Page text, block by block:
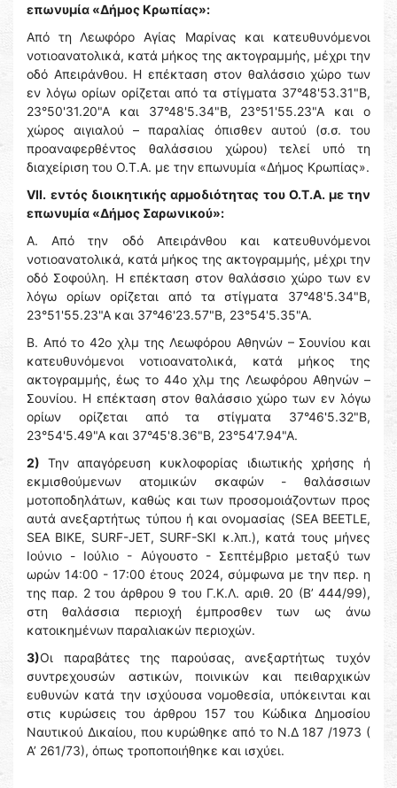
επωνυμία «Δήμος Κρωπίας»:
Από τη Λεωφόρο Αγίας Μαρίνας και κατευθυνόμενοι
νοτιοανατολικά, κατά μήκος της ακτογραμμής, μέχρι την
οδό Απειράνθου. Η επέκταση στον θαλάσσιο χώρο των
εν λόγω ορίων ορίζεται από τα στίγματα 37°48'53.31"Β,
23°50'31.20"Α και 37°48'5.34"Β, 23°51'55.23"Α και ο
χώρος αιγιαλού – παραλίας όπισθεν αυτού (σ.σ. του
προαναφερθέντος θαλάσσιου χώρου) τελεί υπό τη
διαχείριση του Ο.Τ.Α. με την επωνυμία «Δήμος Κρωπίας».
VΙΙ. εντός διοικητικής αρμοδιότητας του Ο.Τ.Α. με την
επωνυμία «Δήμος Σαρωνικού»:
Α. Από την οδό Απειράνθου και κατευθυνόμενοι
νοτιοανατολικά, κατά μήκος της ακτογραμμής, μέχρι την
οδό Σοφούλη. Η επέκταση στον θαλάσσιο χώρο των εν
λόγω ορίων ορίζεται από τα στίγματα 37°48'5.34"Β,
23°51'55.23"Α και 37°46'23.57"Β, 23°54'5.35"Α.
Β. Από το 42ο χλμ της Λεωφόρου Αθηνών – Σουνίου και
κατευθυνόμενοι νοτιοανατολικά, κατά μήκος της
ακτογραμμής, έως το 44ο χλμ της Λεωφόρου Αθηνών –
Σουνίου. Η επέκταση στον θαλάσσιο χώρο των εν λόγω
ορίων ορίζεται από τα στίγματα 37°46'5.32"Β,
23°54'5.49"Α και 37°45'8.36"Β, 23°54'7.94"Α.
2) Την απαγόρευση κυκλοφορίας ιδιωτικής χρήσης ή
εκμισθούμενων ατομικών σκαφών - θαλάσσιων
μοτοποδηλάτων, καθώς και των προσομοιάζοντων προς
αυτά ανεξαρτήτως τύπου ή και ονομασίας (SEA BEETLE,
SEA BIKE, SURF-JET, SURF-SKI κ.λπ.), κατά τους μήνες
Ιούνιο - Ιούλιο - Αύγουστο - Σεπτέμβριο μεταξύ των
ωρών 14:00 - 17:00 έτους 2024, σύμφωνα με την περ. η
της παρ. 2 του άρθρου 9 του Γ.Κ.Λ. αριθ. 20 (Β’ 444/99),
στη θαλάσσια περιοχή έμπροσθεν των ως άνω
κατοικημένων παραλιακών περιοχών.
3)Οι παραβάτες της παρούσας, ανεξαρτήτως τυχόν
συντρεχουσών αστικών, ποινικών και πειθαρχικών
ευθυνών κατά την ισχύουσα νομοθεσία, υπόκεινται και
στις κυρώσεις του άρθρου 157 του Κώδικα Δημοσίου
Ναυτικού Δικαίου, που κυρώθηκε από το Ν.Δ 187 /1973 (
Α’ 261/73), όπως τροποποιήθηκε και ισχύει.